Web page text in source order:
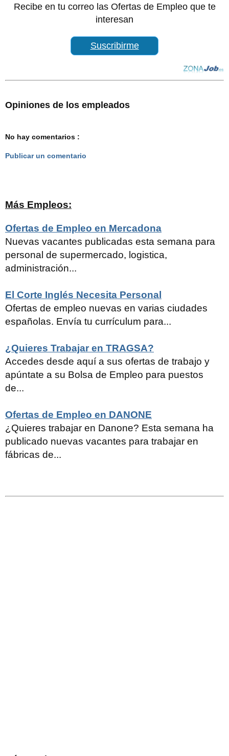
Recibe en tu correo las Ofertas de Empleo que te
interesan
Suscribirme
Opiniones de los empleados
No hay comentarios :
Publicar un comentario
Más Empleos:
Ofertas de Empleo en Mercadona
Nuevas vacantes publicadas esta semana para
personal de supermercado, logistica,
administración...
El Corte Inglés Necesita Personal
Ofertas de empleo nuevas en varias ciudades
españolas. Envía tu currículum para...
¿Quieres Trabajar en TRAGSA?
Accedes desde aquí a sus ofertas de trabajo y
apúntate a su Bolsa de Empleo para puestos
de...
Ofertas de Empleo en DANONE
¿Quieres trabajar en Danone? Esta semana ha
publicado nuevas vacantes para trabajar en
fábricas de...